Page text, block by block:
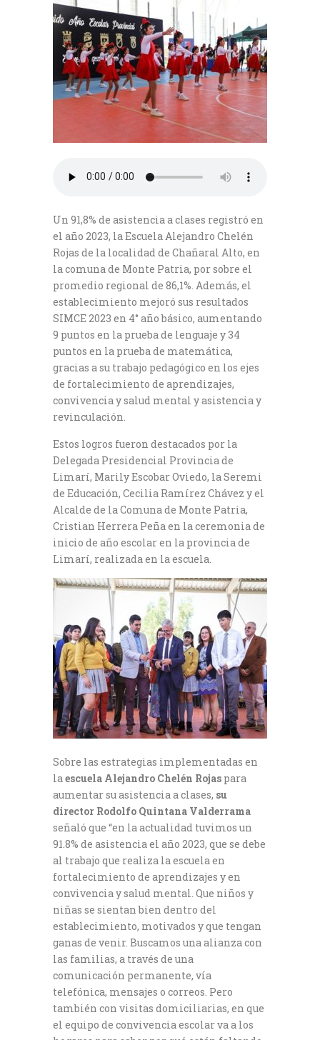
Un 91,8% de asistencia a clases registró en
el año 2023, la Escuela Alejandro Chelén
Rojas de la localidad de Chañaral Alto, en
la comuna de Monte Patria, por sobre el
promedio regional de 86,1%. Además, el
establecimiento mejoró sus resultados
SIMCE 2023 en 4° año básico, aumentando
9 puntos en la prueba de lenguaje y 34
puntos en la prueba de matemática,
gracias a su trabajo pedagógico en los ejes
de fortalecimiento de aprendizajes,
convivencia y salud mental y asistencia y
revinculación.
Estos logros fueron destacados por la
Delegada Presidencial Provincia de
Limarí, Marily Escobar Oviedo, la Seremi
de Educación, Cecilia Ramírez Chávez y el
Alcalde de la Comuna de Monte Patria,
Cristian Herrera Peña en la ceremonia de
inicio de año escolar en la provincia de
Limarí, realizada en la escuela.
Sobre las estrategias implementadas en
laescuela Alejandro Chelén Rojas para
aumentar su asistencia a clases, su
director Rodolfo Quintana Valderrama
señaló que “en la actualidad tuvimos un
91.8% de asistencia el año 2023, que se debe
al trabajo que realiza la escuela en
fortalecimiento de aprendizajes y en
convivencia y salud mental. Que niños y
niñas se sientan bien dentro del
establecimiento, motivados y que tengan
ganas de venir. Buscamos una alianza con
las familias, a través de una
comunicación permanente, vía
telefónica, mensajes o correos. Pero
también con visitas domiciliarias, en que
el equipo de convivencia escolar va a los